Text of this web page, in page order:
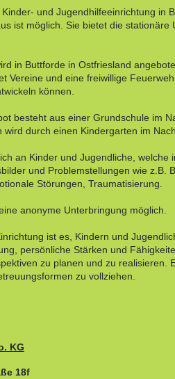
und Jugendhilfeeinrichtung in
ist möglich. Sie bietet die
in Buttforde in Ostfriesland
Vereine und eine freiwillige
können.
besteht aus einer Grundschule im
wird durch einen Kindergarten im
an Kinder und Jugendliche,
und Problemstellungen wie z.B.
Störungen, Traumatisierung.
anonyme Unterbringung möglich.
ist es, Kindern und
persönliche Stärken und
zu planen und zu realisieren.
zu vollziehen.
KG
18f